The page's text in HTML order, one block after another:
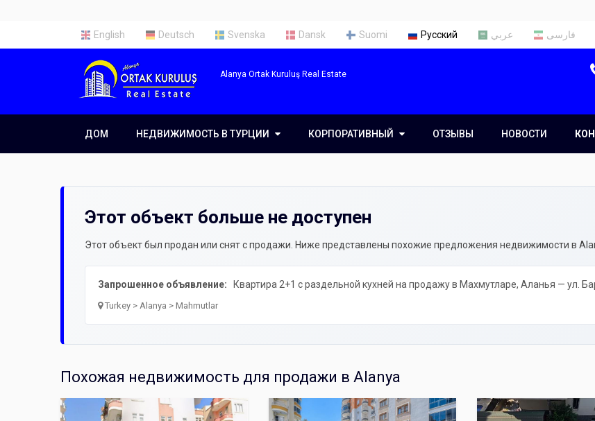
English Deutsch Svenska Dansk Suomi Русский عربي فارسی
Alanya Ortak Kuruluş Real Estate
ДОМ НЕДВИЖИМОСТЬ В ТУРЦИИ
НЕДВИЖИМОСТЬ В ТУРЦИИ КОРПОРАТИВНЫЙ
КОРПОРАТИВНЫЙ
Услуги
ОТЗЫВЫ НОВОСТИ
Этот объект больше не доступен
Этот объект был продан или снят с продажи. Ниже представлены похожие предложения недвижимости в
Запрошенное объявление: Квартира 2+1 с раздельной кухней на продажу в Махмутларе, Аланья — ул.
Turkey > Alanya > Mahmutlar
Похожая недвижимость для продажи в Alanya